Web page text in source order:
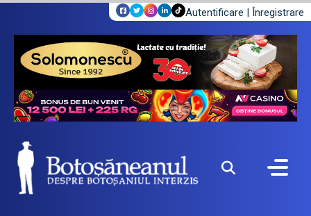
Autentificare | Înregistrare